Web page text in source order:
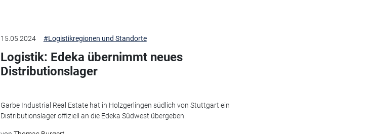
15.05.2024 #Logistikregionen und Standorte
Logistik: Edeka übernimmt neues
Distributionslager
Garbe Industrial Real Estate hat in Holzgerlingen südlich von Stuttgart ein
Distributionslager offiziell an die Edeka Südwest übergeben.